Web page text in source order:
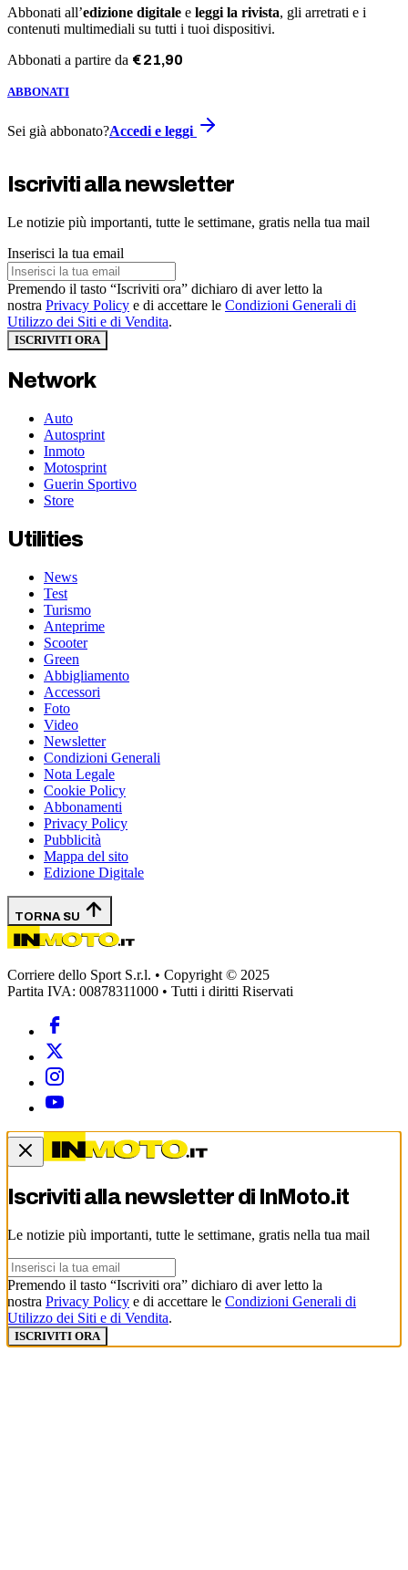
Abbonati all’edizione digitale e leggi la rivista, gli arretrati e i
contenuti multimediali su tutti i tuoi dispositivi.
Abbonati a partire da €21,90
ABBONATI
Sei già abbonato?Accedi e leggi
Iscriviti alla newsletter
Le notizie più importanti, tutte le settimane, gratis nella tua mail
Inserisci la tua email
Premendo il tasto “Iscriviti ora” dichiaro di aver letto la
nostra Privacy Policy e di accettare le Condizioni Generali di
Utilizzo dei Siti e di Vendita.
ISCRIVITI ORA
Network
Auto
Autosprint
Inmoto
Motosprint
Guerin Sportivo
Store
Utilities
News
Test
Turismo
Anteprime
Scooter
Green
Abbigliamento
Accessori
Foto
Video
Newsletter
Condizioni Generali
Nota Legale
Cookie Policy
Abbonamenti
Privacy Policy
Pubblicità
Mappa del sito
Edizione Digitale
TORNA SU
Corriere dello Sport S.r.l. • Copyright © 2025
Partita IVA: 00878311000 • Tutti i diritti Riservati
Iscriviti alla newsletter di InMoto.it
Le notizie più importanti, tutte le settimane, gratis nella tua mail
Premendo il tasto “Iscriviti ora” dichiaro di aver letto la
nostra Privacy Policy e di accettare le Condizioni Generali di
Utilizzo dei Siti e di Vendita.
ISCRIVITI ORA